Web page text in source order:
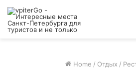
Home / Отдых /